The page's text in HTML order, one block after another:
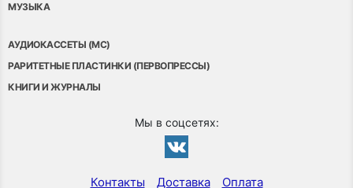
МУЗЫКА
АУДИОКАССЕТЫ (MC)
РАРИТЕТНЫЕ ПЛАСТИНКИ (ПЕРВОПРЕССЫ)
КНИГИ И ЖУРНАЛЫ
Мы в соцсетях:
Контакты Доставка Оплата